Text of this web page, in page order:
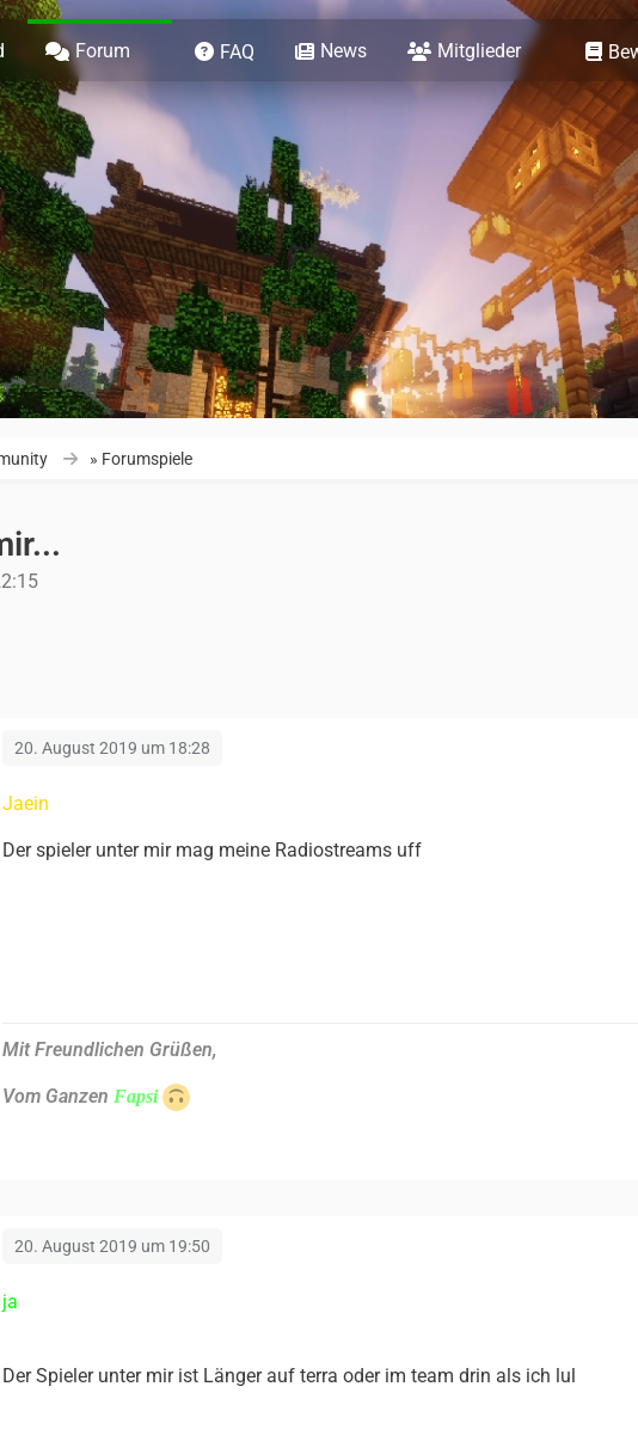
Forum FAQ News Mitglieder
» Forumspiele
20. August 2019 um 18:28
Jaein
Der spieler unter mir mag meine Radiostreams uff
Mit Freundlichen Grüßen,
Vom Ganzen Fapsi
20. August 2019 um 19:50
ja
Der Spieler unter mir ist Länger auf terra oder im team drin als ich lul